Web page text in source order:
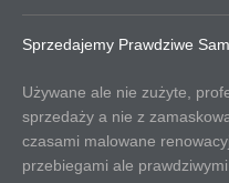
Sprzedajemy Prawdziwe
Używane ale nie zużyte,
sprzedaży a nie z
czasami malowane
przebiegami ale